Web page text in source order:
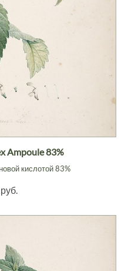
Ampoule 83%
кислотой 83%